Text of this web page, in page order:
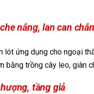
nắng, lan can
lót ứng dụng cho ngoại
bằng trồng cây leo, giàn
tầng giả